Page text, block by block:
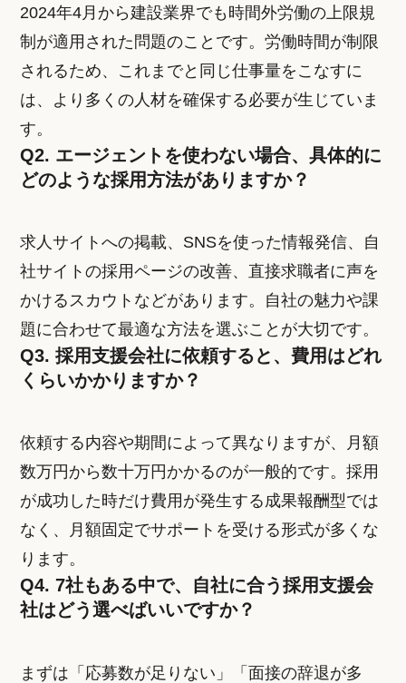
2024年4月から建設業界でも時間外労働の上限規
制が適用された問題のことです。労働時間が制限
されるため、これまでと同じ仕事量をこなすに
は、より多くの人材を確保する必要が生じていま
す。
Q2. エージェントを使わない場合、具体的に
どのような採用方法がありますか？
求人サイトへの掲載、SNSを使った情報発信、自
社サイトの採用ページの改善、直接求職者に声を
かけるスカウトなどがあります。自社の魅力や課
題に合わせて最適な方法を選ぶことが大切です。
Q3. 採用支援会社に依頼すると、費用はどれ
くらいかかりますか？
依頼する内容や期間によって異なりますが、月額
数万円から数十万円かかるのが一般的です。採用
が成功した時だけ費用が発生する成果報酬型では
なく、月額固定でサポートを受ける形式が多くな
ります。
Q4. 7社もある中で、自社に合う採用支援会
社はどう選べばいいですか？
まずは「応募数が足りない」「面接の辞退が多